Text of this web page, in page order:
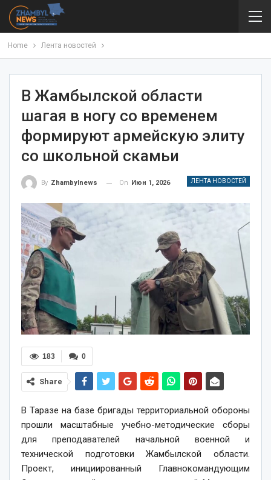
Home Лента новостей
В Жамбылской области
шагая в ногу со временем
формируют армейскую элиту
со школьной скамьи
ЛЕНТА НОВОСТЕЙ
By Zhambylnews On Июн 1, 2026
0
183
Share
В Таразе на базе бригады территориальной обороны
прошли масштабные учебно-методические сборы
для преподавателей начальной военной и
технической подготовки Жамбылской области.
Проект, инициированный Главнокомандующим